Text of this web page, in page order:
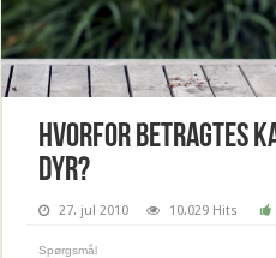
Hvorfor betragtes
dyr?
27. jul 2010 10.029 Hits
Spørgsmål